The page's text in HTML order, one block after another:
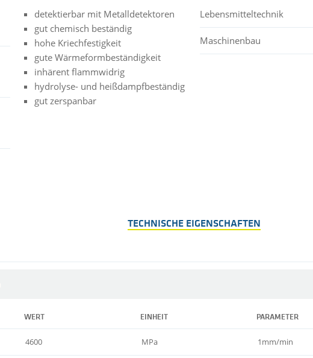
detektierbar mit Metalldetektoren
gut chemisch beständig
hohe Kriechfestigkeit
gute Wärmeformbeständigkeit
inhärent flammwidrig
hydrolyse- und heißdampfbeständig
gut zerspanbar
Lebensmitteltechnik
Maschinenbau
TECHNISCHE EIGENSCHAFTEN
WERT EINHEIT PARAMETER
4600 MPa 1mm/min